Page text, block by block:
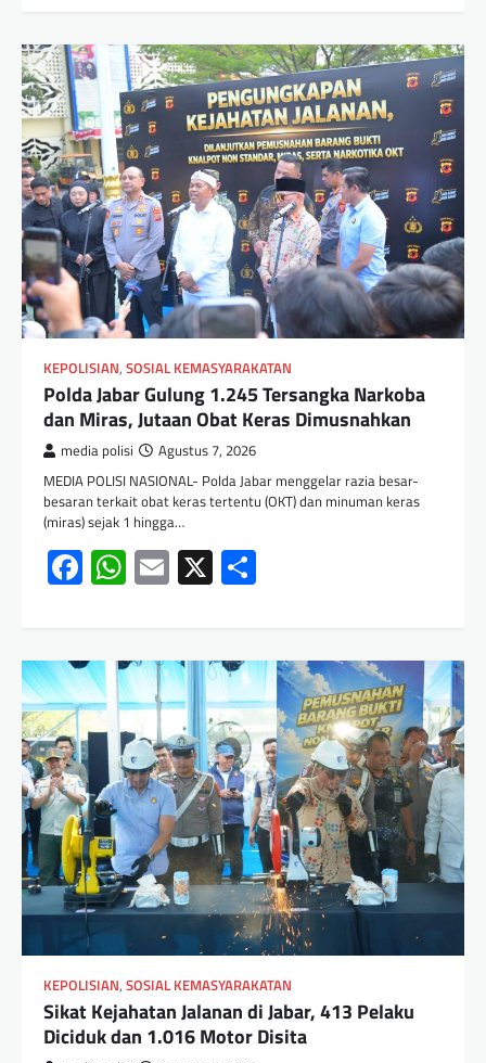
KEPOLISIAN, SOSIAL KEMASYARAKATAN
Polda Jabar Gulung 1.245 Tersangka Narkoba
dan Miras, Jutaan Obat Keras Dimusnahkan
media polisi Agustus 7, 2026
MEDIA POLISI NASIONAL- Polda Jabar menggelar razia besar-
besaran terkait obat keras tertentu (OKT) dan minuman keras
(miras) sejak 1 hingga…
Facebook
WhatsApp
Email
X
KEPOLISIAN, SOSIAL KEMASYARAKATAN
Sikat Kejahatan Jalanan di Jabar, 413 Pelaku
Diciduk dan 1.016 Motor Disita